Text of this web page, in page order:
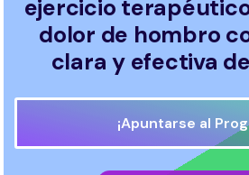
ejercicio
dolor de hombro
clara y efectiva
¡Apuntarse al